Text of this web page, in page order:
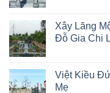
Xây Lăng
Đỗ Gia Chi
Việt Kiều
Mẹ